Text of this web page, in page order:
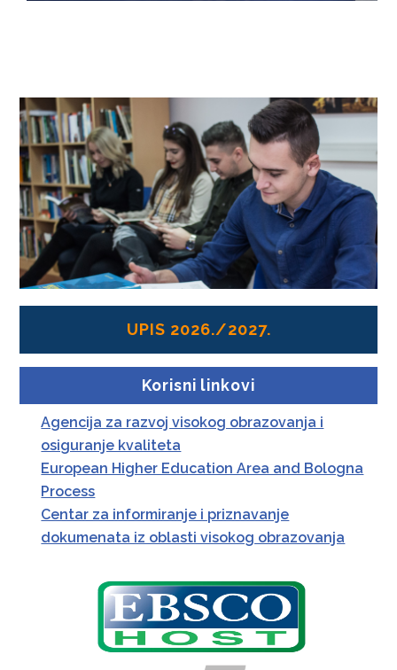
UPIS 2026./2027.
Korisni linkovi
Agencija za razvoj visokog obrazovanja i
osiguranje kvaliteta
European Higher Education Area and Bologna
Process
Centar za informiranje i priznavanje
dokumenata iz oblasti visokog obrazovanja
SISTEM OSIGURANJA KVALITETA
DOKUMENTI
MEĐUNARODNA SARADNJA
KONTAKT
ENGLISH
CONTACT US
PRIJAVE